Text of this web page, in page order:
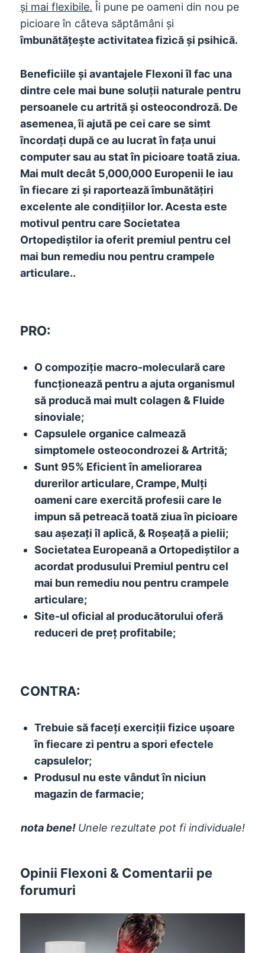
și mai flexibile. Îi pune pe oameni din nou pe
picioare în câteva săptămâni și
îmbunătățește activitatea fizică și psihică.
Beneficiile și avantajele Flexoni îl fac una
dintre cele mai bune soluții naturale pentru
persoanele cu artrită și osteocondroză. De
asemenea, îi ajută pe cei care se simt
încordați după ce au lucrat în fața unui
computer sau au stat în picioare toată ziua.
Mai mult decât 5,000,000 Europenii le iau
în fiecare zi și raportează îmbunătățiri
excelente ale condițiilor lor. Acesta este
motivul pentru care Societatea
Ortopediștilor ia oferit premiul pentru cel
mai bun remediu nou pentru crampele
articulare..
PRO:
O compoziție macro-moleculară care
funcționează pentru a ajuta organismul
să producă mai mult colagen & Fluide
sinoviale;
Capsulele organice calmează
simptomele osteocondrozei & Artrită;
Sunt 95% Eficient în ameliorarea
durerilor articulare, Crampe, Mulți
oameni care exercită profesii care le
impun să petreacă toată ziua în picioare
sau așezați îl aplică, & Roșeață a pielii;
Societatea Europeană a Ortopediștilor a
acordat produsului Premiul pentru cel
mai bun remediu nou pentru crampele
articulare;
Site-ul oficial al producătorului oferă
reduceri de preț profitabile;
CONTRA:
Trebuie să faceți exerciții fizice ușoare
în fiecare zi pentru a spori efectele
capsulelor;
Produsul nu este vândut în niciun
magazin de farmacie;
nota bene! Unele rezultate pot fi individuale!
Opinii Flexoni & Comentarii pe
forumuri